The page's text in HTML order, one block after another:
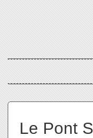
Le Pont